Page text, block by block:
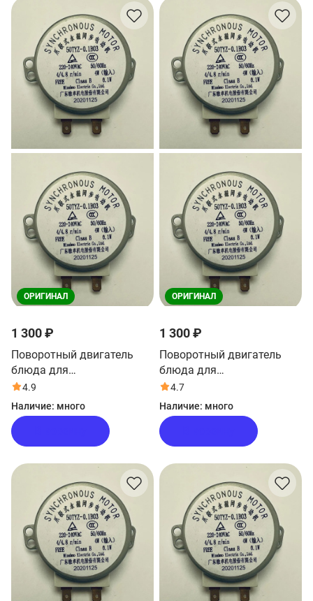
ОРИГИНАЛ
1 300 ₽
Поворотный двигатель
блюда для
микроволновой печи Haier
HMX-DM207S
4.9
Наличие: много
ОРИГИНАЛ
1 300 ₽
Поворотный двигатель
блюда для
микроволновой печи Haier
HMX-DM207W
4.7
Наличие: много